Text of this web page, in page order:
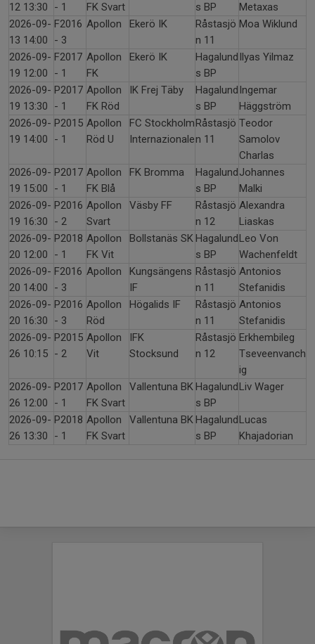
12 13:30
- 1
FK Svart
s BP
Metaxas
2026-09-
13 14:00
F2016
- 3
Apollon Ekerö IK
Råstasjö
n 11
Moa Wiklund
2026-09-
19 12:00
F2017
- 1
Apollon
FK
Ekerö IK
Hagalund
s BP
Ilyas Yilmaz
2026-09-
19 13:30
P2017
- 1
Apollon
FK Röd
IK Frej Täby
Hagalund
s BP
Ingemar
Häggström
2026-09-
19 14:00
P2015
- 1
Apollon
Röd U
FC Stockholm
Internazionale
Råstasjö
n 11
Teodor
Samolov
Charlas
2026-09-
19 15:00
P2017
- 1
Apollon
FK Blå
FK Bromma
Hagalund
s BP
Johannes
Malki
2026-09-
19 16:30
P2016
- 2
Apollon
Svart
Väsby FF
Råstasjö
n 12
Alexandra
Liaskas
2026-09-
20 12:00
P2018
- 1
Apollon
FK Vit
Bollstanäs SKHagalund
s BP
Leo Von
Wachenfeldt
2026-09-
20 14:00
F2016
- 3
Apollon
Kungsängens
IF
Råstasjö
n 11
Antonios
Stefanidis
2026-09-
20 16:30
P2016
- 3
Apollon
Röd
Högalids IF
Råstasjö
n 11
Antonios
Stefanidis
2026-09-
26 10:15
P2015
- 2
Apollon
Vit
IFK
Stocksund
Råstasjö
n 12
Erkhembileg
Tseveenvanch
ig
2026-09-
26 12:00
P2017
- 1
Apollon
FK Svart
Vallentuna BKHagalund
s BP
Liv Wager
2026-09-
26 13:30
P2018
- 1
Apollon
FK Svart
Vallentuna BKHagalund
s BP
Lucas
Khajadorian